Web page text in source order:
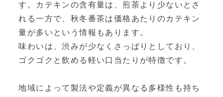
す。カテキンの含有量は、煎茶より少ないとさ
れる一方で、秋冬番茶は価格あたりのカテキン
量が多いという情報もあります。
味わいは、渋みが少なくさっぱりとしており、
ゴクゴクと飲める軽い口当たりが特徴です。
地域によって製法や定義が異なる多様性も持ち